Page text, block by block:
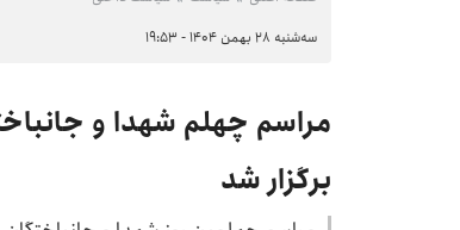
سه‌شنبه ۲۸ بهمن ۱۴۰۴ - ۱۹:۵۳
مراسم چهلم شهدا و
برگزار شد